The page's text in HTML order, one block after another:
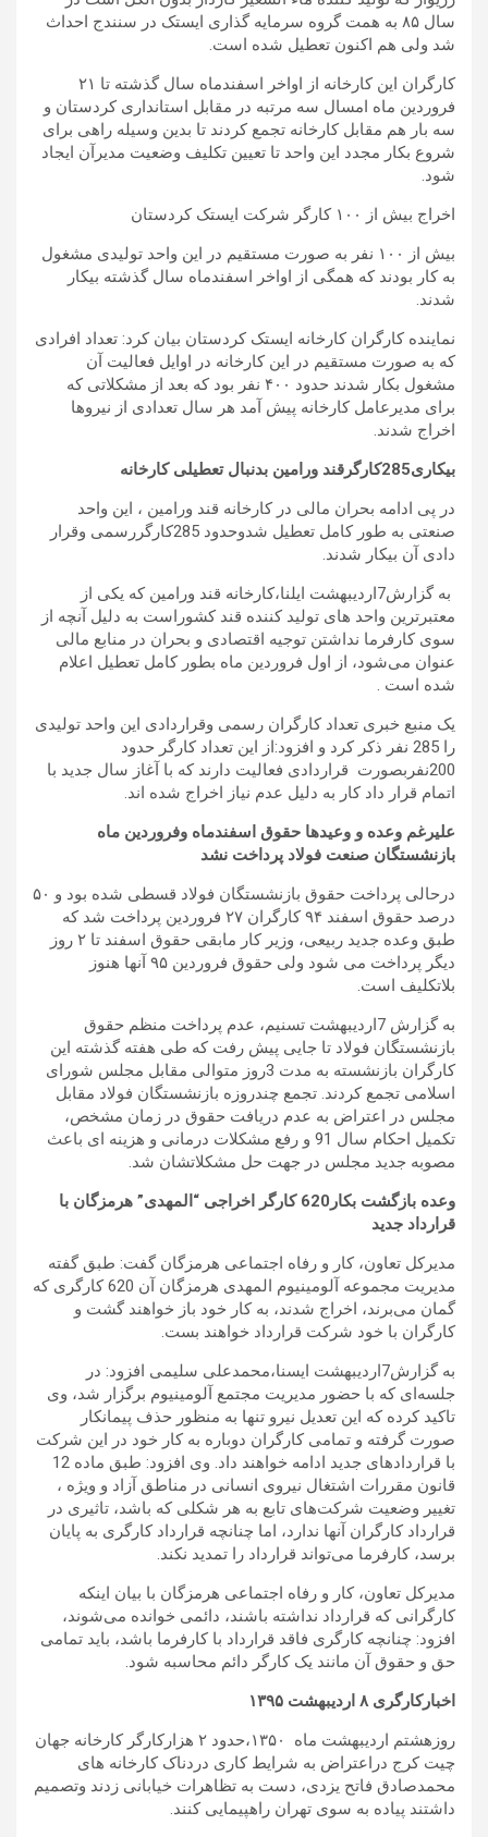
سال ۸۵ به همت گروه سرمایه گذاری ایستک در سنندج احداث
شد ولی هم اکنون تعطیل شده است.
کارگران این کارخانه از اواخر اسفندماه سال گذشته تا ۲۱
فروردین ماه امسال سه مرتبه در مقابل استانداری کردستان و
سه بار هم مقابل کارخانه تجمع کردند تا بدین وسیله راهی برای
شروع بکار مجدد این واحد تا تعیین تکلیف وضعیت مدیرآن ایجاد
شود.
اخراج بیش از ۱۰۰ کارگر شرکت ایستک کردستان
بیش از ۱۰۰ نفر به صورت مستقیم در این واحد تولیدی مشغول
به کار بودند که همگی از اواخر اسفندماه سال گذشته بیکار
شدند.
نماینده کارگران کارخانه ایستک کردستان بیان کرد: تعداد افرادی
که به صورت مستقیم در این کارخانه در اوایل فعالیت آن
مشغول بکار شدند حدود ۴۰۰ نفر بود که بعد از مشکلاتی که
برای مدیرعامل کارخانه پیش آمد هر سال تعدادی از نیروها
اخراج شدند.
بیکاری285کارگرقند ورامین بدنبال تعطیلی کارخانه
در پی ادامه بحران مالی در کارخانه قند ورامین ، این واحد
صنعتی به طور کامل تعطیل شدوحدود 285کارگررسمی وقرار
دادی آن بیکار شدند.
به گزارش7اردیبهشت ایلنا،کارخانه قند ورامین که یکی از
معتبرترین واحد های تولید کننده قند کشوراست به دلیل آنچه از
سوی کارفرما نداشتن توجیه اقتصادی و بحران در منابع مالی
عنوان می‌شود، از اول فروردین ماه بطور کامل تعطیل اعلام
شده است .
یک منبع خبری تعداد کارگران رسمی وقراردادی این واحد تولیدی
را 285 نفر ذکر کرد و افزود:از این تعداد کارگر حدود
200نفربصورت قراردادی فعالیت دارند که با آغاز سال جدید با
اتمام قرار داد کار به دلیل عدم نیاز اخراج شده اند.
علیرغم وعده و وعیدها حقوق اسفندماه وفروردین ماه
بازنشستگان صنعت فولاد پرداخت نشد
درحالی پرداخت حقوق بازنشستگان فولاد قسطی شده بود و ۵۰
درصد حقوق اسفند ۹۴ کارگران ۲۷ فروردین پرداخت شد که
طبق وعده جدید ربیعی، وزیر کار مابقی حقوق اسفند تا ۲ روز
دیگر پرداخت می شود ولی حقوق فروردین ۹۵ آنها هنوز
بلاتکلیف است.
به گزارش 7اردیبهشت تسنیم، عدم پرداخت منظم حقوق
بازنشستگان فولاد تا جایی پیش رفت که طی هفته گذشته این
کارگران بازنشسته به مدت 3روز متوالی مقابل مجلس شورای
اسلامی تجمع کردند. تجمع چندروزه بازنشستگان فولاد مقابل
مجلس در اعتراض به عدم دریافت حقوق در زمان مشخص،
تکمیل احکام سال 91 و رفع مشکلات درمانی و هزینه ای باعث
مصوبه جدید مجلس در جهت حل مشکلاتشان شد.
وعده بازگشت بکار620 کارگر اخراجی “المهدی” هرمزگان با
قرارداد جدید
‌مدیرکل تعاون، کار و رفاه اجتماعی هرمزگان گفت: طبق گفته
مدیریت مجموعه آلومینیوم المهدی هرمزگان آن 620 کارگری که
گمان می‌برند، اخراج شدند، به کار خود باز خواهند گشت و
کارگران با خود شرکت قرار‌داد خواهند بست.
به گزارش7اردیبهشت ایسنا،محمد‌علی سلیمی افزود: در
جلسه‌ای که با حضور مدیریت مجتمع آلومینیوم برگزار شد، وی
تاکید کرده که این تعدیل نیرو تنها به منظور حذف پیمانکار
صورت گرفته و تمامی کارگران دوباره به کار خود در این شرکت
با قرار‌دادهای جدید ادامه خواهند داد. وی افزود: طبق ماده 12
قانون مقررات اشتغال نیروی انسانی در مناطق آزاد و ویژه ،
تغییر وضعیت شرکت‌های تابع به هر شکلی که باشد، تاثیری در
قرارداد کارگران آنها ندارد، اما چنانچه قرار‌داد کارگری به پایان
برسد، کارفرما می‌تواند قرار‌داد را تمدید نکند.
مدیرکل تعاون، کار و رفاه اجتماعی هرمزگان با بیان اینکه
کارگرانی که قرار‌داد نداشته باشند، دائمی خوانده می‌شوند،
افزود: چنانچه کارگری فاقد قرار‌داد با کارفرما باشد، باید تمامی
حق و حقوق آن مانند یک کارگر دائم محاسبه شود.
اخبارکارگری ۸ اردیبهشت ۱۳۹۵
روزهشتم اردیبهشت ماه ۱۳۵۰،حدود ۲ هزارکارگر کارخانه جهان
چیت کرج دراعتراض به شرایط کاری دردناک کارخانه های
محمدصادق فاتح یزدی، دست به تظاهرات خیابانی زدند وتصمیم
داشتند پیاده به سوی تهران راهپیمایی کنند.